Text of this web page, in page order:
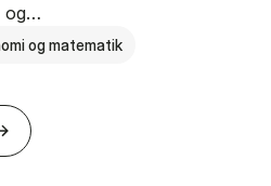
og…
og matematik
HA(mat.) - erhvervs­økonomi og